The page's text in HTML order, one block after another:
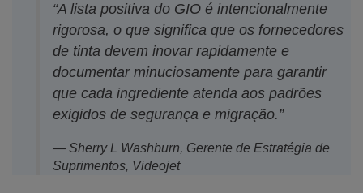
“A lista positiva do GIO é intencionalmente
rigorosa, o que significa que os fornecedores
de tinta devem inovar rapidamente e
documentar minuciosamente para garantir
que cada ingrediente atenda aos padrões
exigidos de segurança e migração.”
— Sherry L Washburn, Gerente de Estratégia de
Suprimentos, Videojet